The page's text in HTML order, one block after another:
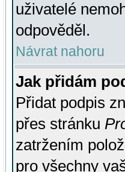
uživatelé
odpověděl.
Návrat nahoru
Jak přidám
Přidat podpis
přes stránku
zatržením
pro všechny